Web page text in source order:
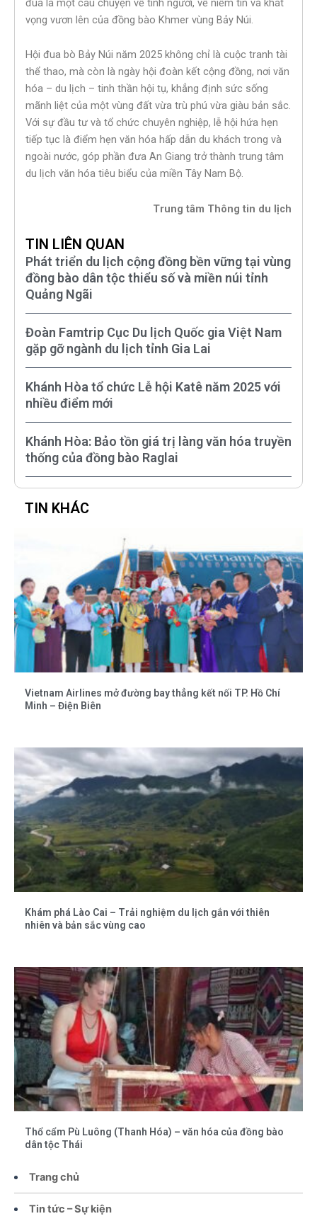
Trang chủ
Tin tức – Sự kiện
đua là một câu chuyện về tình người, về niềm tin và khát
vọng vươn lên của đồng bào Khmer vùng Bảy Núi.
Hội đua bò Bảy Núi năm 2025 không chỉ là cuộc tranh tài
thể thao, mà còn là ngày hội đoàn kết cộng đồng, nơi văn
hóa – du lịch – tinh thần hội tụ, khẳng định sức sống
mãnh liệt của một vùng đất vừa trù phú vừa giàu bản sắc.
Với sự đầu tư và tổ chức chuyên nghiệp, lễ hội hứa hẹn
tiếp tục là điểm hẹn văn hóa hấp dẫn du khách trong và
ngoài nước, góp phần đưa An Giang trở thành trung tâm
du lịch văn hóa tiêu biểu của miền Tây Nam Bộ.
Trung tâm Thông tin du lịch
TIN LIÊN QUAN
Phát triển du lịch cộng đồng bền vững tại vùng
đồng bào dân tộc thiểu số và miền núi tỉnh
Quảng Ngãi
Đoàn Famtrip Cục Du lịch Quốc gia Việt Nam
gặp gỡ ngành du lịch tỉnh Gia Lai
Khánh Hòa tổ chức Lễ hội Katê năm 2025 với
nhiều điểm mới
Khánh Hòa: Bảo tồn giá trị làng văn hóa truyền
thống của đồng bào Raglai
TIN KHÁC
Vietnam Airlines mở đường bay thẳng kết nối TP. Hồ Chí
Minh – Điện Biên
Khám phá Lào Cai – Trải nghiệm du lịch gắn với thiên
nhiên và bản sắc vùng cao
Thổ cẩm Pù Luông (Thanh Hóa) – văn hóa của đồng bào
dân tộc Thái